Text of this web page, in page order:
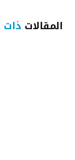
المقالات ذات